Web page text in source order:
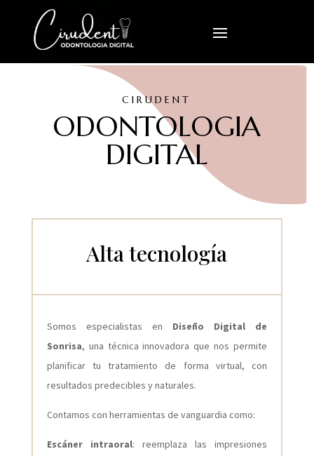
CIRUDENT
ODONTOLOGIA
DIGITAL
Alta tecnología
Somos especialistas en Diseño Digital de
Sonrisa, una técnica innovadora que nos permite
planificar tu tratamiento de forma virtual, con
resultados predecibles y naturales.
Contamos con herramientas de vanguardia como:
Escáner intraoral: reemplaza las impresiones